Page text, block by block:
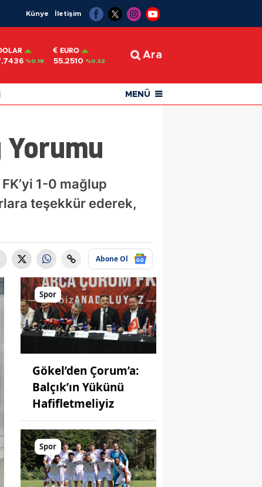
Künye İletişim
%0.18
EURO
55,2510 %0.32
Ara
MENÜ
Yorumu
1-0 mağlup
teşekkür ederek,
Abone Ol
Spor
Gökel’den Çorum’a:
Balçık’ın Yükünü
Hafifletmeliyiz
Spor